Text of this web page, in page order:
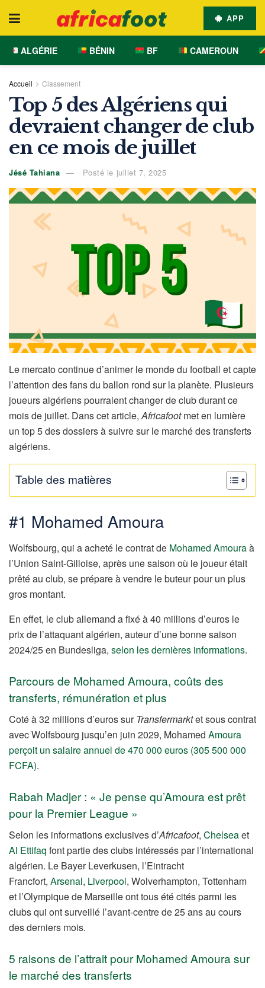
APP
ALGÉRIE BÉNIN BF CAMEROUN
Accueil Classement
Top 5 des Algériens qui
devraient changer de club
en ce mois de juillet
Jésé Tahiana Posté le juillet 7, 2025
Le mercato continue d’animer le monde du football et capte
l’attention des fans du ballon rond sur la planète. Plusieurs
joueurs algériens pourraient changer de club durant ce
mois de juillet. Dans cet article,Africafootmet en lumière
un top 5 des dossiers à suivre sur le marché des transferts
algériens.
Table des matières
#1 Mohamed Amoura
Wolfsbourg, qui a acheté le contrat de Mohamed Amouraà
l’Union Saint-Gilloise, après une saison où le joueur était
prêté au club, se prépare à vendre le buteur pour un plus
gros montant.
En effet, le club allemand a fixé à 40 millions d’euros le
prix de l’attaquant algérien, auteur d’une bonne saison
2024/25 en Bundesliga, selon les dernières informations.
Parcours de Mohamed Amoura, coûts des
transferts, rémunération et plus
Coté à 32 millions d’euros sur Transfermarktet sous contrat
avec Wolfsbourg jusqu’en juin 2029, Mohamed Amoura
perçoit un salaire annuel de 470 000 euros (305 500 000
FCFA).
Rabah Madjer : « Je pense qu’Amoura est prêt
pour la Premier League »
Selon les informations exclusives d’Africafoot, Chelseaet
Al Ettifaq font partie des clubs intéressés par l’international
algérien. Le Bayer Leverkusen, l’Eintracht
Francfort, Arsenal, Liverpool, Wolverhampton, Tottenham
et l’Olympique de Marseille ont tous été cités parmi les
clubs qui ont surveillé l’avant-centre de 25 ans au cours
des derniers mois.
5 raisons de l’attrait pour Mohamed Amoura sur
le marché des transferts